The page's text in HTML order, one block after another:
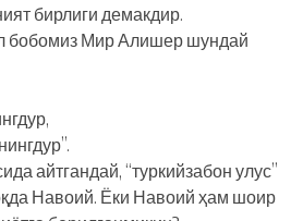
бирлиги демакдир.
бобомиз Мир Алишер шундай
айтгандай, “туркийзабон улус”
Навоий. Ёки Навоий ҳам шоир